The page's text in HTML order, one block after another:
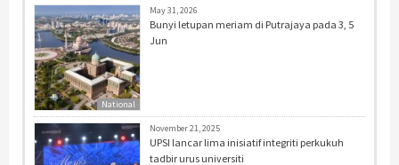
National
May 31, 2026
Bunyi letupan meriam di Putrajaya pada 3, 5
Jun
November 21, 2025
UPSI lancar lima inisiatif integriti perkukuh
tadbir urus universiti